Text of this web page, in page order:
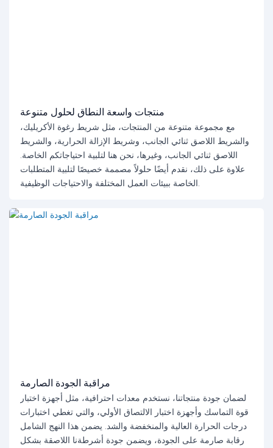
منتجات واسعة النطاق لحلول متنوعة
مع مجموعة متنوعة من المنتجات، مثل شريط رغوة الأكريليك،
والشريط اللاصق ثنائي الجانب، وشريط الإزالة الحرارية، والشريط
اللاصق ثنائي الجانب، وغيرها، نحن هنا لتلبية احتياجاتكم الخاصة.
علاوة على ذلك، نقدم أيضًا حلولاً مصممة خصيصًا لتلبية المتطلبات
الخاصة ببيئات العمل المختلفة والاحتياجات الوظيفية.
مراقبة الجودة الصارمة
لضمان جودة منتجاتنا، نستخدم معدات احترافية، مثل أجهزة اختبار
قوة التماسك وأجهزة اختبار الالتصاق الأولي، والتي تغطي اختبارات
درجات الحرارة العالية والمنخفضة والشد. يضمن هذا النهج الشامل
رقابة صارمة على الجودة، ويضمن جودة أشرطةنا اللاصقة بشكل